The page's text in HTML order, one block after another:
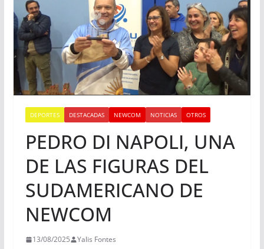
DEPORTES DESTACADAS NEWCOM NOTICIAS OTROS
PEDRO DI NAPOLI, UNA
DE LAS FIGURAS DEL
SUDAMERICANO DE
NEWCOM
13/08/2025 Yalis Fontes